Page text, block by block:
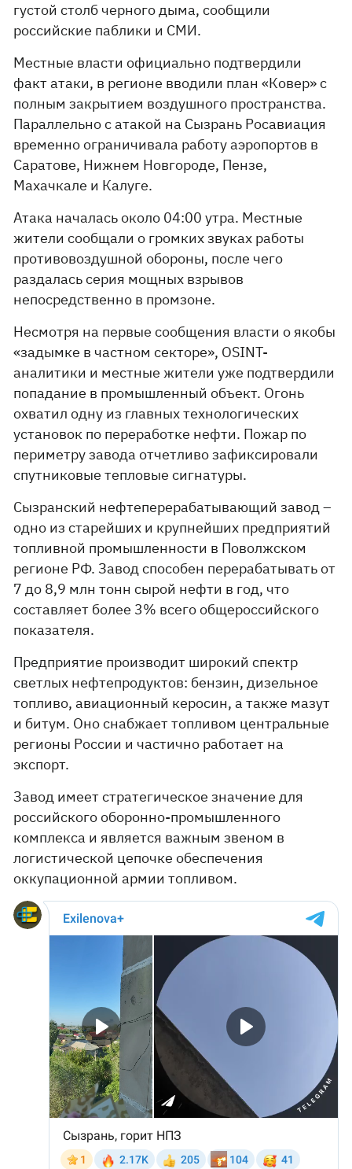
густой столб черного дыма, сообщили
российские паблики и СМИ.
Местные власти официально подтвердили
факт атаки, в регионе вводили план «Ковер» с
полным закрытием воздушного пространства.
Параллельно с атакой на Сызрань Росавиация
временно ограничивала работу аэропортов в
Саратове, Нижнем Новгороде, Пензе,
Махачкале и Калуге.
Атака началась около 04:00 утра. Местные
жители сообщали о громких звуках работы
противовоздушной обороны, после чего
раздалась серия мощных взрывов
непосредственно в промзоне.
Несмотря на первые сообщения власти о якобы
«задымке в частном секторе», OSINT-
аналитики и местные жители уже подтвердили
попадание в промышленный объект. Огонь
охватил одну из главных технологических
установок по переработке нефти. Пожар по
периметру завода отчетливо зафиксировали
спутниковые тепловые сигнатуры.
Сызранский нефтеперерабатывающий завод –
одно из старейших и крупнейших предприятий
топливной промышленности в Поволжском
регионе РФ. Завод способен перерабатывать от
7 до 8,9 млн тонн сырой нефти в год, что
составляет более 3% всего общероссийского
показателя.
Предприятие производит широкий спектр
светлых нефтепродуктов: бензин, дизельное
топливо, авиационный керосин, а также мазут
и битум. Оно снабжает топливом центральные
регионы России и частично работает на
экспорт.
Завод имеет стратегическое значение для
российского оборонно-промышленного
комплекса и является важным звеном в
логистической цепочке обеспечения
оккупационной армии топливом.